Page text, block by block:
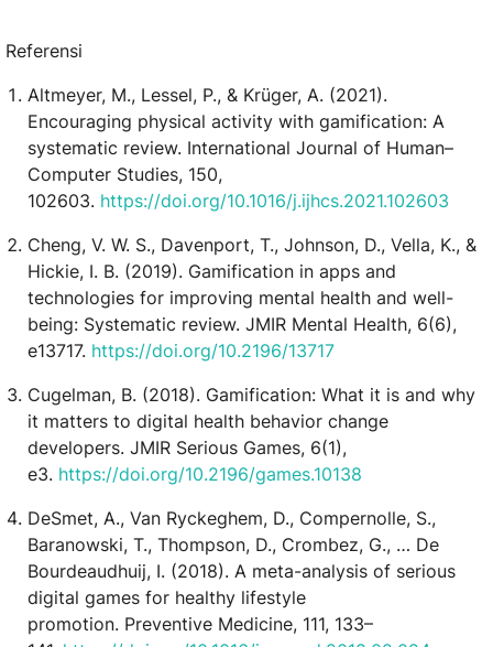
Referensi
Altmeyer, M., Lessel, P., & Krüger, A. (2021).
Encouraging physical activity with gamification: A
systematic review. International Journal of Human–
Computer Studies, 150,
102603. https://doi.org/10.1016/j.ijhcs.2021.102603
Cheng, V. W. S., Davenport, T., Johnson, D., Vella, K., &
Hickie, I. B. (2019). Gamification in apps and
technologies for improving mental health and well-
being: Systematic review. JMIR Mental Health, 6(6),
e13717. https://doi.org/10.2196/13717
Cugelman, B. (2018). Gamification: What it is and why
it matters to digital health behavior change
developers. JMIR Serious Games, 6(1),
e3. https://doi.org/10.2196/games.10138
DeSmet, A., Van Ryckeghem, D., Compernolle, S.,
Baranowski, T., Thompson, D., Crombez, G., … De
Bourdeaudhuij, I. (2018). A meta-analysis of serious
digital games for healthy lifestyle
promotion. Preventive Medicine, 111, 133–